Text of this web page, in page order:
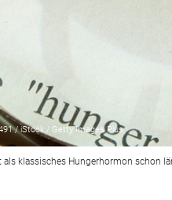
/ iStock / Getty Images Plus
als klassisches Hungerhormon schon